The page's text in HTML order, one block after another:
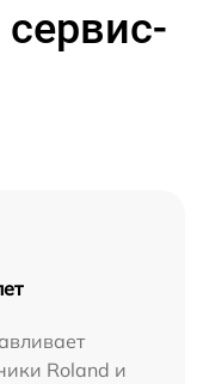
Roland и